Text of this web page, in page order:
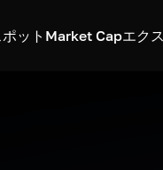
ット Market Capエク